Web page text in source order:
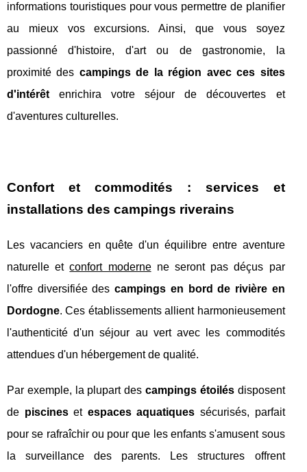
informations touristiques pour vous permettre de planifier
au mieux vos excursions. Ainsi, que vous soyez
passionné d'histoire, d'art ou de gastronomie, la
proximité des campings de la région avec ces sites
d'intérêt enrichira votre séjour de découvertes et
d'aventures culturelles.
Confort et commodités : services et
installations des campings riverains
Les vacanciers en quête d'un équilibre entre aventure
naturelle etconfort modernene seront pas déçus par
l'offre diversifiée descampings en bord de rivière en
Dordogne. Ces établissements allient harmonieusement
l'authenticité d'un séjour au vert avec les commodités
attendues d'un hébergement de qualité.
Par exemple, la plupart des campings étoilésdisposent
de piscineset espaces aquatiques sécurisés, parfait
pour se rafraîchir ou pour que les enfants s'amusent sous
la surveillance des parents. Les structures offrent